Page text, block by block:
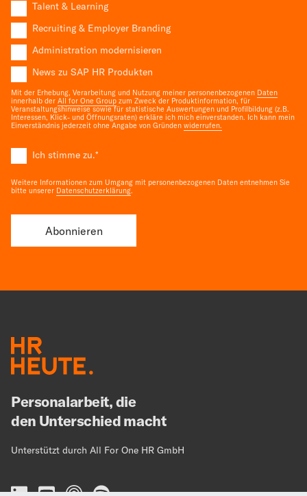
Talent & Learning
Recruiting & Employer Branding
Administration modernisieren
News zu SAP HR Produkten
Mit der Erhebung, Verarbeitung und Nutzung meiner personenbezogenen Daten
innerhalb der All for One Group zum Zweck der Produktinformation, für
Veranstaltungshinweise sowie für statistische Auswertungen und Profilbildung (z.B.
Interessen, Klick- und Öffnungsraten) erkläre ich mich einverstanden. Ich kann mein
Einverständnis jederzeit ohne Angabe von Gründen widerrufen.
Ich stimme zu.*
Weitere Informationen zum Umgang mit personenbezogenen Daten entnehmen Sie
bitte unserer Datenschutzerklärung.
Personalarbeit, die
den Unterschied macht
Unterstützt durch All For One HR GmbH